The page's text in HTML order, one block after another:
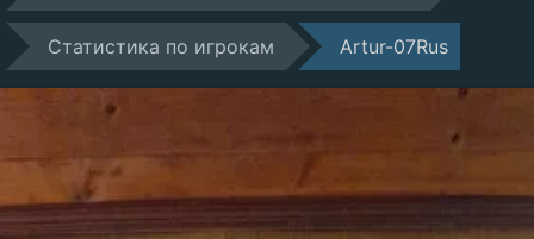
Статистика по игрокам Artur-07Rus